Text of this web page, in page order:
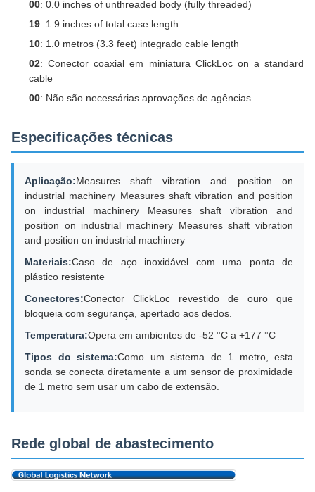
00: 0.0 inches of unthreaded body (fully threaded)
19: 1.9 inches of total case length
10: 1.0 metros (3.3 feet) integrado cable length
02: Conector coaxial em miniatura ClickLoc on a standard
cable
00: Não são necessárias aprovações de agências
Especificações técnicas
Aplicação:Measures shaft vibration and position on
industrial machinery Measures shaft vibration and position
on industrial machinery Measures shaft vibration and
position on industrial machinery Measures shaft vibration
and position on industrial machinery
Materiais:Caso de aço inoxidável com uma ponta de
plástico resistente
Conectores:Conector ClickLoc revestido de ouro que
bloqueia com segurança, apertado aos dedos.
Temperatura:Opera em ambientes de -52 °C a +177 °C
Tipos do sistema:Como um sistema de 1 metro, esta
sonda se conecta diretamente a um sensor de proximidade
de 1 metro sem usar um cabo de extensão.
Rede global de abastecimento